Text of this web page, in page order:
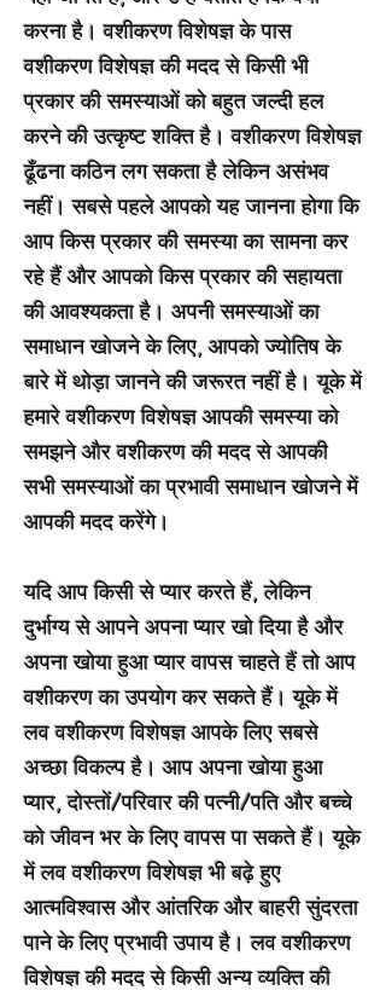
करना है। वशीकरण विशेषज्ञ के पास
वशीकरण विशेषज्ञ की मदद से किसी भी
प्रकार की समस्याओं को बहुत जल्दी हल
करने की उत्कृष्ट शक्ति है। वशीकरण विशेषज्ञ
ढूँढना कठिन लग सकता है लेकिन असंभव
नहीं। सबसे पहले आपको यह जानना होगा कि
आप किस प्रकार की समस्या का सामना कर
रहे हैं और आपको किस प्रकार की सहायता
की आवश्यकता है। अपनी समस्याओं का
समाधान खोजने के लिए, आपको ज्योतिष के
बारे में थोड़ा जानने की जरूरत नहीं है। यूके में
हमारे वशीकरण विशेषज्ञ आपकी समस्या को
समझने और वशीकरण की मदद से आपकी
सभी समस्याओं का प्रभावी समाधान खोजने में
आपकी मदद करेंगे।
यदि आप किसी से प्यार करते हैं, लेकिन
दुर्भाग्य से आपने अपना प्यार खो दिया है और
अपना खोया हुआ प्यार वापस चाहते हैं तो आप
वशीकरण का उपयोग कर सकते हैं। यूके में
लव वशीकरण विशेषज्ञ आपके लिए सबसे
अच्छा विकल्प है। आप अपना खोया हुआ
प्यार, दोस्तों/परिवार की पत्नी/पति और बच्चे
को जीवन भर के लिए वापस पा सकते हैं। यूके
में लव वशीकरण विशेषज्ञ भी बढ़े हुए
आत्मविश्वास और आंतरिक और बाहरी सुंदरता
पाने के लिए प्रभावी उपाय है। लव वशीकरण
विशेषज्ञ की मदद से किसी अन्य व्यक्ति की